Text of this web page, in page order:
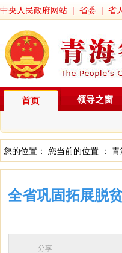
中央人民政府网站 | 省委 | 省
首页 领导之窗
您的位置： 您当前的位置 ：
全省巩固拓展脱
分享